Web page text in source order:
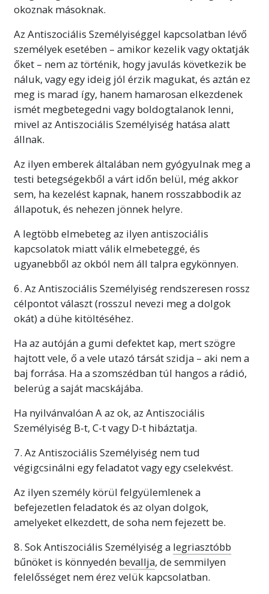
okoznak másoknak.
Az Antiszociális Személyiséggel kapcsolatban lévő
személyek esetében – amikor kezelik vagy oktatják
őket – nem az történik, hogy javulás következik be
náluk, vagy egy ideig jól érzik magukat, és aztán ez
meg is marad így, hanem hamarosan elkezdenek
ismét megbetegedni vagy boldogtalanok lenni,
mivel az Antiszociális Személyiség hatása alatt
állnak.
Az ilyen emberek általában nem gyógyulnak meg a
testi betegségekből a várt időn belül, még akkor
sem, ha kezelést kapnak, hanem rosszabbodik az
állapotuk, és nehezen jönnek helyre.
A legtöbb elmebeteg az ilyen antiszociális
kapcsolatok miatt válik elmebeteggé, és
ugyanebből az okból nem áll talpra egykönnyen.
6. Az Antiszociális Személyiség rendszeresen rossz
célpontot választ (rosszul nevezi meg a dolgok
okát) a dühe kitöltéséhez.
Ha az autóján a gumi defektet kap, mert szögre
hajtott vele, ő a vele utazó társát szidja – aki nem a
baj forrása. Ha a szomszédban túl hangos a rádió,
belerúg a saját macskájába.
Ha nyilvánvalóan A az ok, az Antiszociális
Személyiség B-t, C-t vagy D-t hibáztatja.
7. Az Antiszociális Személyiség nem tud
végigcsinálni egy feladatot vagy egy cselekvést.
Az ilyen személy körül felgyülemlenek a
befejezetlen feladatok és az olyan dolgok,
amelyeket elkezdett, de soha nem fejezett be.
8. Sok Antiszociális Személyiség a legriasztóbb
bűnöket is könnyedén bevallja, de semmilyen
felelősséget nem érez velük kapcsolatban.